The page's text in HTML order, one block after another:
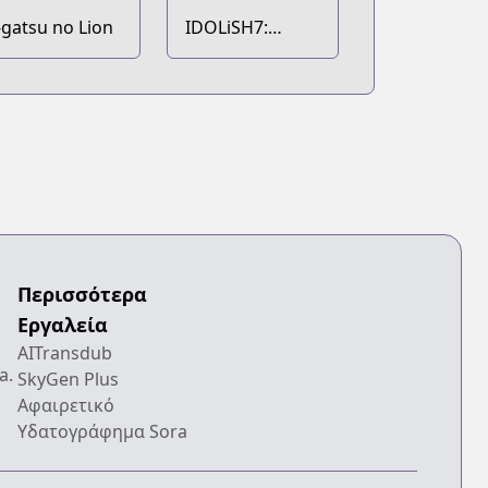
no Lion
IDOLiSH7:
Re:member
Περισσότερα
Εργαλεία
AITransdub
SkyGen Plus
Αφαιρετικό
Υδατογράφημα Sora